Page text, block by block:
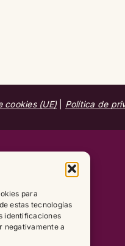
para
estas tecnologías
identificaciones
negativamente a
cookies (UE) Política de